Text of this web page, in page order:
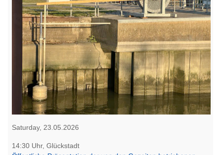
Saturday, 23.05.2026
14:30 Uhr, Glückstadt